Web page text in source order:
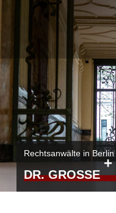
Rechtsanwälte in Berlin
DR. GROSSE
+